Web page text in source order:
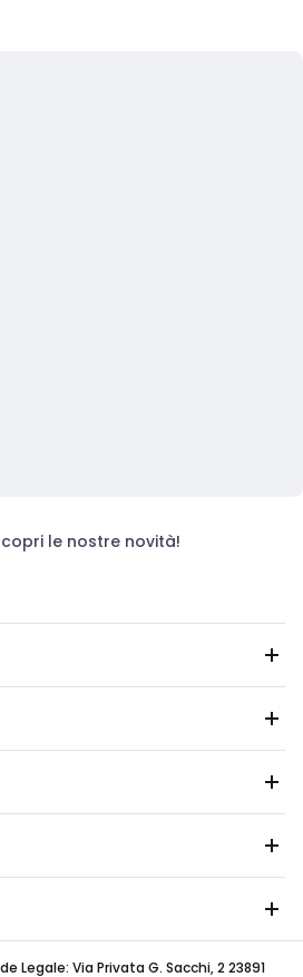
le nostre novità!
Legale: Via Privata G. Sacchi, 2 23891